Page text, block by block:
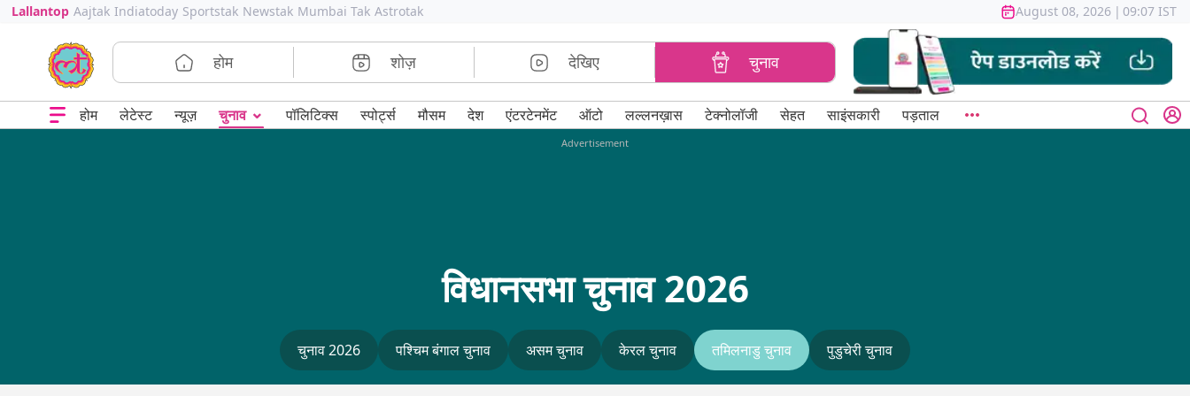
Lallantop Aajtak Indiatoday Sportstak Newstak Mumbai Tak Astrotak August 08, 2026 | 09:07 IST
होम शोज़ देखिए चुनाव
होम लेटेस्ट न्यूज़ चुनाव ⌄ पॉलिटिक्स स्पोर्ट्स मौसम देश एंटरटेनमेंट ऑटो लल्लनख़ास टेक्नोलॉजी सेहत साइंसकारी पड़ताल
Advertisement
विधानसभा चुनाव 2026
चुनाव 2026 पश्चिम बंगाल चुनाव असम चुनाव केरल चुनाव तमिलनाडु चुनाव पुडुचेरी चुनाव